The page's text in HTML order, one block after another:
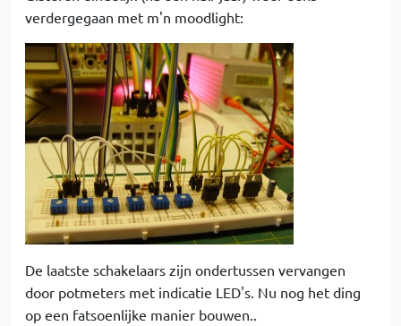
verdergegaan met m'n moodlight:
De laatste schakelaars zijn ondertussen vervangen
door potmeters met indicatie LED's. Nu nog het ding
op een fatsoenlijke manier bouwen..